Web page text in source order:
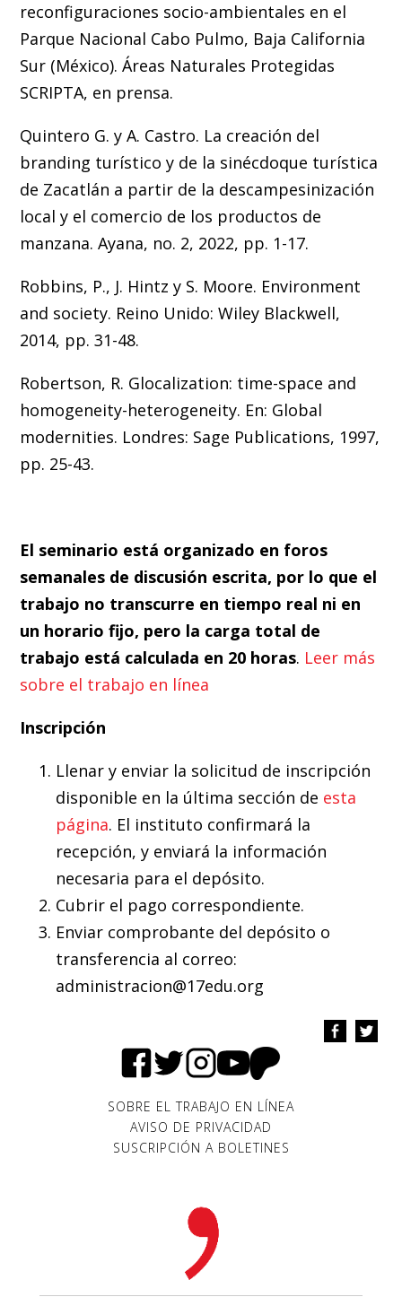
reconfiguraciones socio-ambientales en el
Parque Nacional Cabo Pulmo, Baja California
Sur (México). Áreas Naturales Protegidas
SCRIPTA, en prensa.
Quintero G. y A. Castro. La creación del
branding turístico y de la sinécdoque turística
de Zacatlán a partir de la descampesinización
local y el comercio de los productos de
manzana. Ayana, no. 2, 2022, pp. 1-17.
Robbins, P., J. Hintz y S. Moore. Environment
and society. Reino Unido: Wiley Blackwell,
2014, pp. 31-48.
Robertson, R. Glocalization: time-space and
homogeneity-heterogeneity. En: Global
modernities. Londres: Sage Publications, 1997,
pp. 25-43.
El seminario está organizado en foros
semanales de discusión escrita, por lo que el
trabajo no transcurre en tiempo real ni en
un horario fijo, pero la carga total de
trabajo está calculada en 20 horas. Leer más
sobre el trabajo en línea
Inscripción
Llenar y enviar la solicitud de inscripción
disponible en la última sección de esta
página. El instituto confirmará la
recepción, y enviará la información
necesaria para el depósito.
Cubrir el pago correspondiente.
Enviar comprobante del depósito o
transferencia al correo:
administracion@17edu.org
SOBRE EL TRABAJO EN LÍNEA
AVISO DE PRIVACIDAD
SUSCRIPCIÓN A BOLETINES